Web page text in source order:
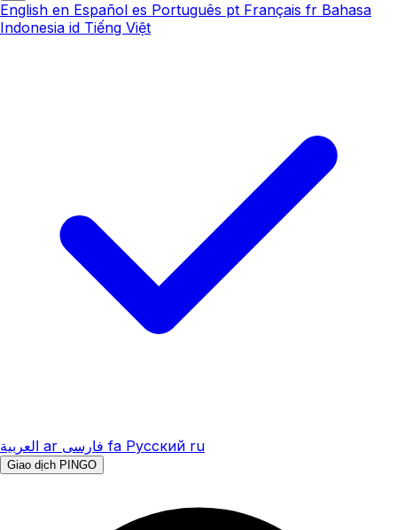
English en Español es Português pt Français fr Bahasa
Indonesia id Tiếng Việt
العربية ar فارسی fa Русский ru
Giao dịch PINGO